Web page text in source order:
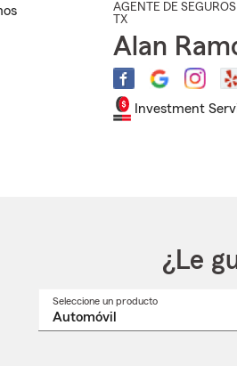
AGENTE DE
TX
Alan
Investment
¿Le
Seleccione un productoSeleccione